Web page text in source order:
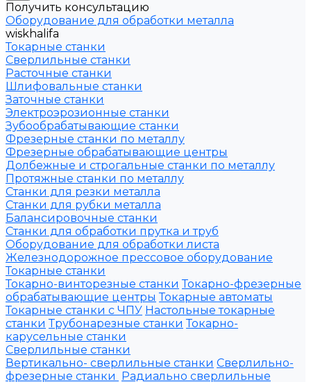
Получить консультацию
Оборудование для обработки металла
wiskhalifa
Токарные станки
Сверлильные станки
Расточные станки
Шлифовальные станки
Заточные станки
Электроэрозионные станки
Зубообрабатывающие станки
Фрезерные станки по металлу
Фрезерные обрабатывающие центры
Долбежные и строгальные станки по металлу
Протяжные станки по металлу
Станки для резки металла
Станки для рубки металла
Балансировочные станки
Станки для обработки прутка и труб
Оборудование для обработки листа
Железнодорожное прессовое оборудование
Токарные станки
Токарно-винторезные станки Токарно-фрезерные
обрабатывающие центры Токарные автоматы
Токарные станки с ЧПУ Настольные токарные
станки Трубонарезные станки Токарно-
карусельные станки
Сверлильные станки
Вертикально- сверлильные станки Сверлильно-
фрезерные станки Радиально сверлильные